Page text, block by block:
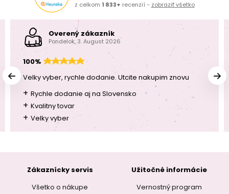
z celkom 1 833+ recenzií - zobraziť všetko
Overený zákazník
Pondelok, 3. August 2026
100%
Velky vyber, rychle dodanie. Utcite nakupim znovu
+ Rychle dodanie aj na Slovensko
+ Kvalitny tovar
+ Velky vyber
Zákaznícky servis
Všetko o nákupe
Užitočné informácie
Vernostný program